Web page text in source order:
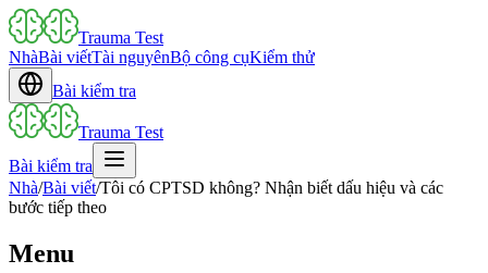
Trauma Test
NhàBài viếtTài nguyênBộ công cụKiểm thử
Bài kiểm tra
Trauma Test
Bài kiểm tra
Nhà/Bài viết/Tôi có CPTSD không? Nhận biết dấu hiệu và các
bước tiếp theo
Menu